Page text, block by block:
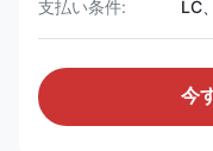
支払い条件:
LC
今